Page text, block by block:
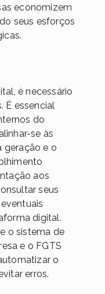
economizem
seus esforços
é necessário
É essencial
do
se às
geração e o
aos
seus
digital.
o sistema de
e o FGTS
o
erros.